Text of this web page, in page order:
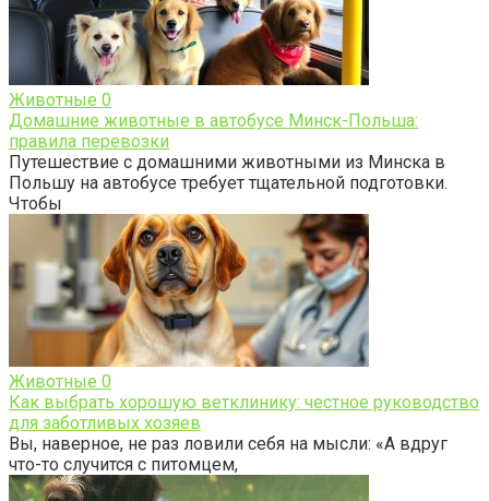
Животные 0
Домашние животные в автобусе Минск-Польша:
правила перевозки
Путешествие с домашними животными из Минска в
Польшу на автобусе требует тщательной подготовки.
Чтобы
Животные 0
Как выбрать хорошую ветклинику: честное руководство
для заботливых хозяев
Вы, наверное, не раз ловили себя на мысли: «А вдруг
что-то случится с питомцем,